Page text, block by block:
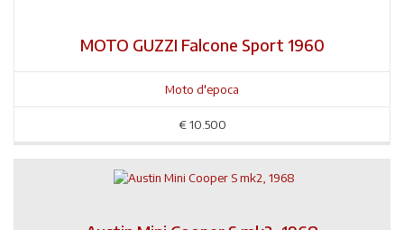
MOTO GUZZI Falcone Sport 1960
Moto d'epoca
€ 10.500